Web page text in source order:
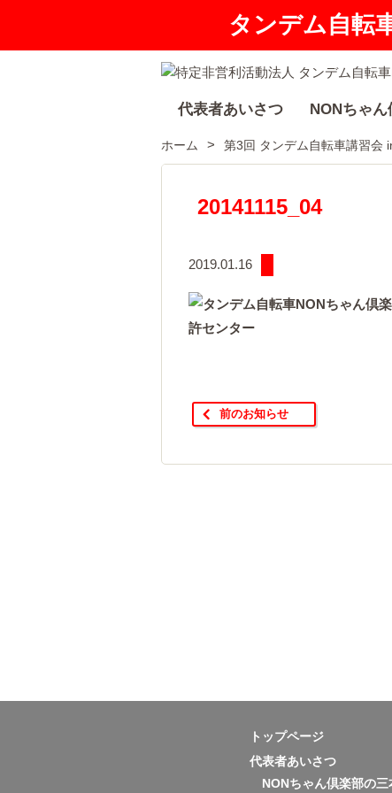
タンデム自転
代表者あいさつ NONちゃ
ホーム 第3回 タンデム自転車講習会
20141115_04
2019.01.16
前のお知らせ
トップページ
代表者あいさつ
NONちゃん倶楽部の三